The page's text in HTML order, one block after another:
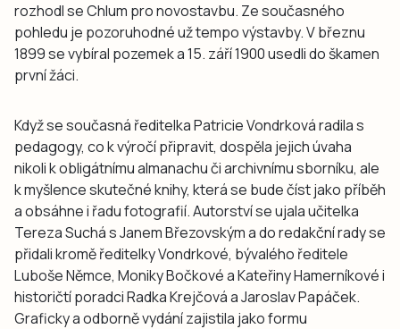
rozhodl se Chlum pro novostavbu. Ze současného
pohledu je pozoruhodné už tempo výstavby. V březnu
1899 se vybíral pozemek a 15. září 1900 usedli do škamen
první žáci.
Když se současná ředitelka Patricie Vondrková radila s
pedagogy, co k výročí připravit, dospěla jejich úvaha
nikoli k obligátnímu almanachu či archivnímu sborníku, ale
k myšlence skutečné knihy, která se bude číst jako příběh
a obsáhne i řadu fotografií. Autorství se ujala učitelka
Tereza Suchá s Janem Březovským a do redakční rady se
přidali kromě ředitelky Vondrkové, bývalého ředitele
Luboše Němce, Moniky Bočkové a Kateřiny Hamerníkové i
historičtí poradci Radka Krejčová a Jaroslav Papáček.
Graficky a odborně vydání zajistila jako formu